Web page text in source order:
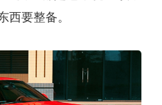
西要整备。